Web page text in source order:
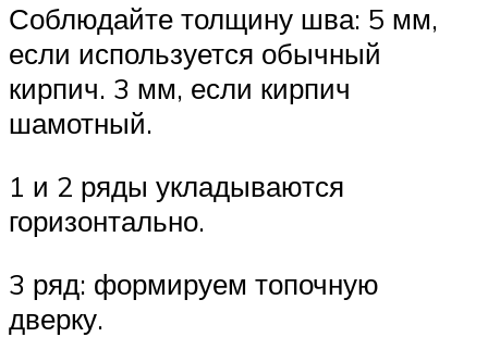
Соблюдайте толщину шва: 5 мм,
если используется обычный
кирпич. 3 мм, если кирпич
шамотный.
1 и 2 ряды укладываются
горизонтально.
3 ряд: формируем топочную
дверку.